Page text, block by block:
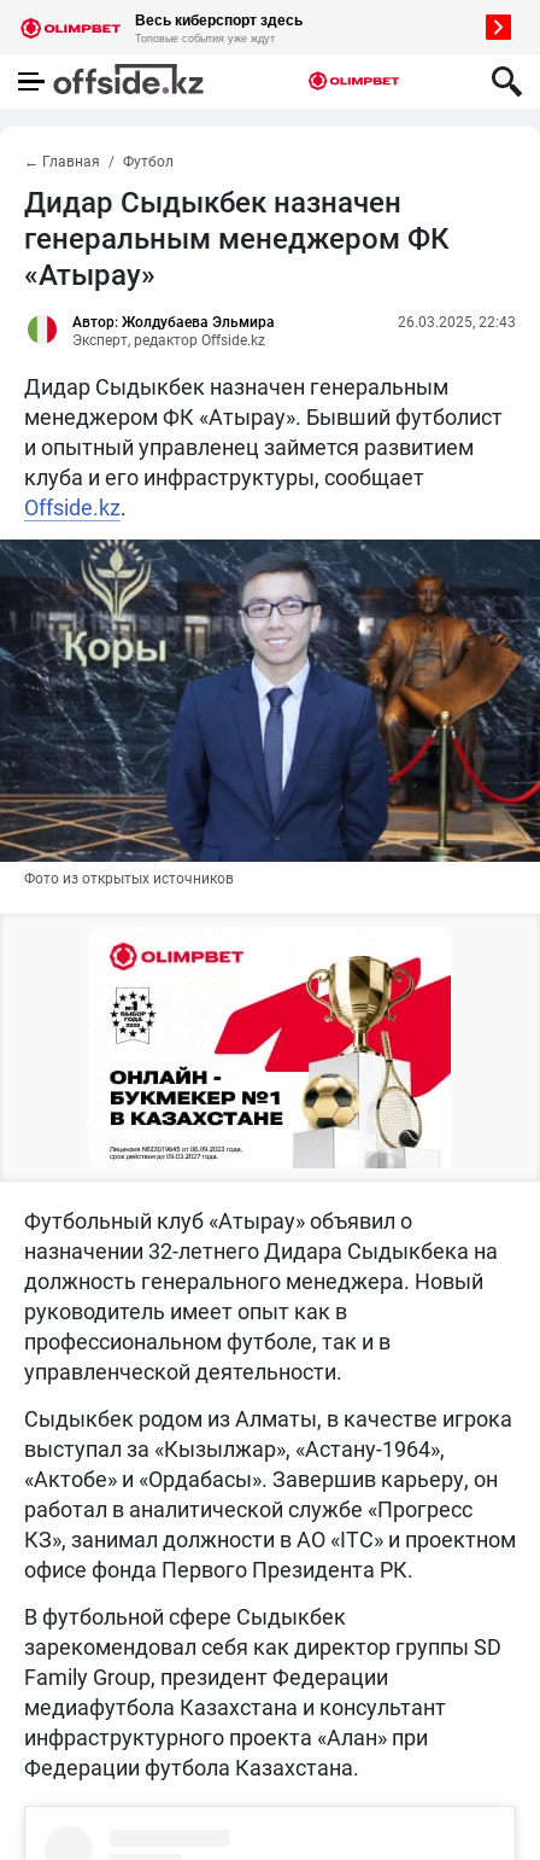
← Главная Футбол
Дидар Сыдыкбек назначен
генеральным менеджером ФК
«Атырау»
Автор: Жолдубаева Эльмира
Эксперт, редактор Offside.kz
26.03.2025, 22:43
Дидар Сыдыкбек назначен генеральным
менеджером ФК «Атырау». Бывший футболист
и опытный управленец займется развитием
клуба и его инфраструктуры, сообщает
Offside.kz.
Фото из открытых источников
Футбольный клуб «Атырау» объявил о
назначении 32-летнего Дидара Сыдыкбека на
должность генерального менеджера. Новый
руководитель имеет опыт как в
профессиональном футболе, так и в
управленческой деятельности.
Сыдыкбек родом из Алматы, в качестве игрока
выступал за «Кызылжар», «Астану-1964»,
«Актобе» и «Ордабасы». Завершив карьеру, он
работал в аналитической службе «Прогресс
КЗ», занимал должности в АО «ITC» и проектном
офисе фонда Первого Президента РК.
В футбольной сфере Сыдыкбек
зарекомендовал себя как директор группы SD
Family Group, президент Федерации
медиафутбола Казахстана и консультант
инфраструктурного проекта «Алан» при
Федерации футбола Казахстана.